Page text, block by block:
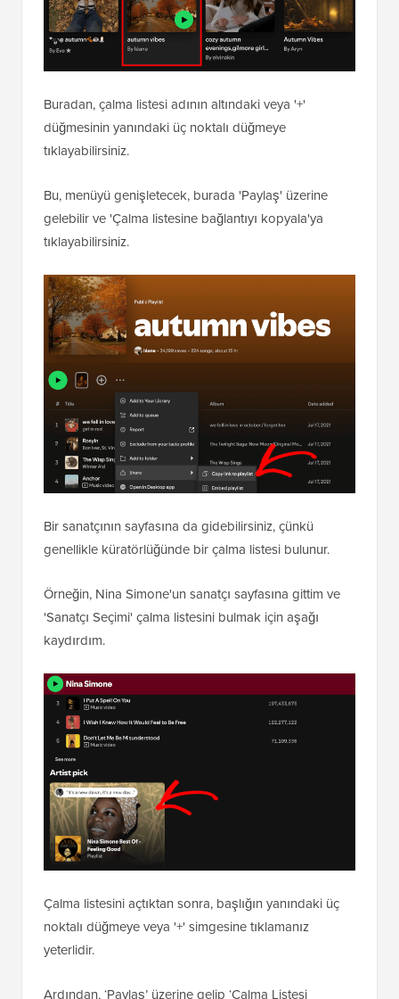
Buradan, çalma listesi adının altındaki veya '+'
düğmesinin yanındaki üç noktalı düğmeye
tıklayabilirsiniz.
Bu, menüyü genişletecek, burada 'Paylaş' üzerine
gelebilir ve 'Çalma listesine bağlantıyı kopyala'ya
tıklayabilirsiniz.
Bir sanatçının sayfasına da gidebilirsiniz, çünkü
genellikle küratörlüğünde bir çalma listesi bulunur.
Örneğin, Nina Simone'un sanatçı sayfasına gittim ve
'Sanatçı Seçimi' çalma listesini bulmak için aşağı
kaydırdım.
Çalma listesini açtıktan sonra, başlığın yanındaki üç
noktalı düğmeye veya '+' simgesine tıklamanız
yeterlidir.
Ardından, ‘Paylaş’ üzerine gelip ‘Çalma Listesi